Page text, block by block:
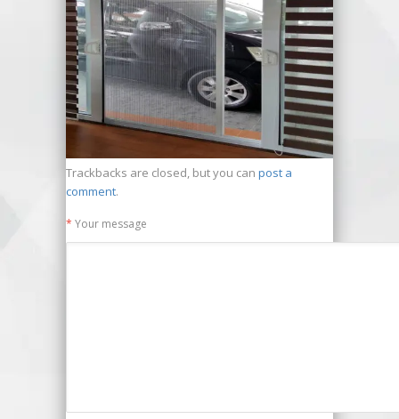
Trackbacks are closed, but you can post a
comment.
* Your message